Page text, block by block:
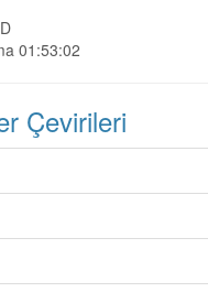
01:53:02
Çevirileri